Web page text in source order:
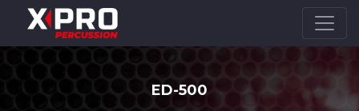
ED-500